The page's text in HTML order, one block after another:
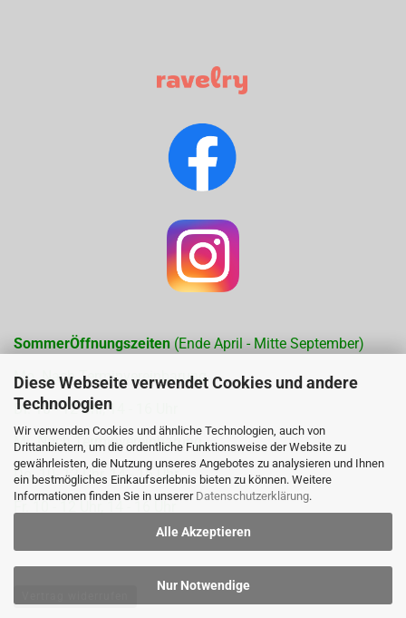
Diese Webseite verwendet Cookies und andere
Technologien
Wir verwenden Cookies und ähnliche Technologien, auch von
Drittanbietern, um die ordentliche Funktionsweise der Website zu
gewährleisten, die Nutzung unseres Angebotes zu analysieren und Ihnen
ein bestmögliches Einkaufserlebnis bieten zu können. Weitere
Informationen finden Sie in unserer Datenschutzerklärung.
Alle Akzeptieren
Nur Notwendige
SommerÖffnungszeiten (Ende April - Mitte September)
Mo. Nach Terminvereinbarung
Di. 10 - 12 Uhr, 14 - 16 Uhr
Mi. Nach Terminvereinbarung
Do. 10- 12 Uhr, 14 - 16 Uhr